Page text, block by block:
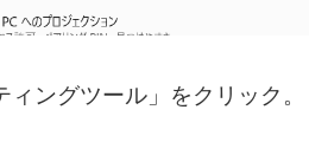
ングツール」をクリック。